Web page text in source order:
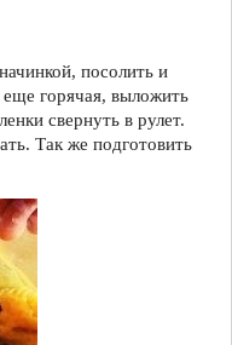
посолить и
горячая, выложить
свернуть в рулет.
Так же подготовить